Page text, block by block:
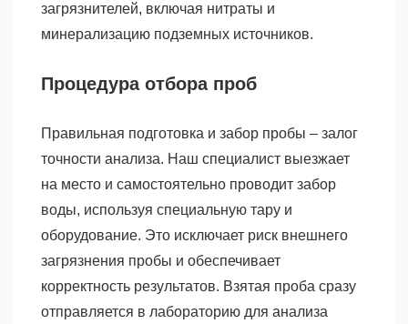
загрязнителей, включая нитраты и
минерализацию подземных источников.
Процедура отбора проб
Правильная подготовка и забор пробы – залог
точности анализа. Наш специалист выезжает
на место и самостоятельно проводит забор
воды, используя специальную тару и
оборудование. Это исключает риск внешнего
загрязнения пробы и обеспечивает
корректность результатов. Взятая проба сразу
отправляется в лабораторию для анализа